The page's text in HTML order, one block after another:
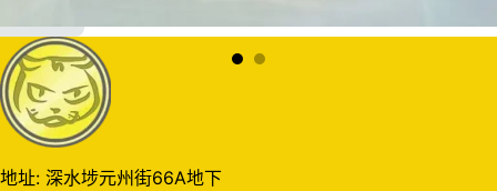
地址: 深水埗元州街66A地下